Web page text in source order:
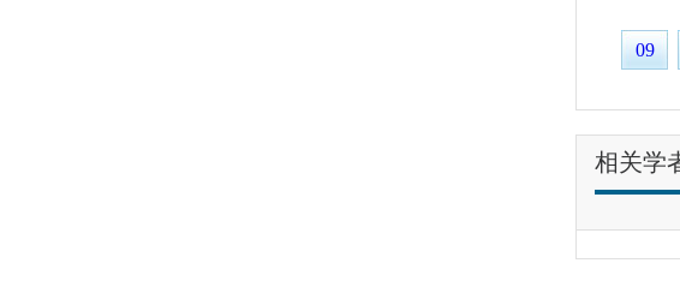
09
相关学